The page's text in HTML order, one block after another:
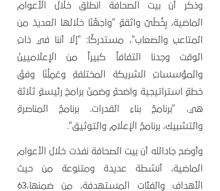
وذكر أن بيت الصحافة انطلق خلال الأعوام
الماضية، بِخُطَىً واثقةٍ "واجهْنَا خلالها العديدَ من
المتاعبِ والصعاب"، مستدركًا: "إلا أننا في ذاتِ
الوقت وجدنا التفافاً كبيراً من الإعلاميينَ
والمؤسساتِ الشريكة المختلفةِ وعَمِلْنَا وفقَ
خطةٍ استراتيجية واضحةٍ وضمنَ برامجَ رئيسةٍ ثلاثة
هي، "برنامجُ بناءِ القدرات. برنامجُ المناصرةِ
والتشبيك، برنامجُ الإعلامِ والتوثيق".
وأوضح جادالله أن بيت الصحافة نفذت خلال الأعوام
الماضية، أنشطة عديدة ومتنوعة من حيث
الأهداف والفئات المستهدفة، من ضمنها،63